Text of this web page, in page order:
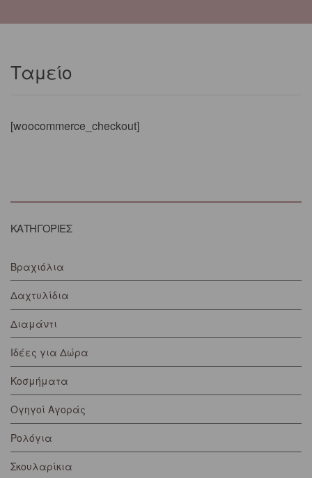
o
Ταμείο
[woocommerce_checkout]
KΑΤΗΓΟΡΊΕΣ
Βραχιόλια
Δαχτυλίδια
Διαμάντι
Ιδέες για Δώρα
Κοσμήματα
Ογηγοί Αγοράς
Ρολόγια
Σκουλαρίκια